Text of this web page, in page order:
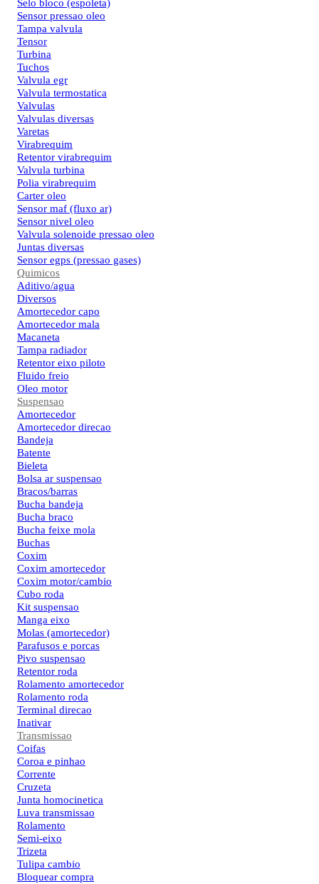
Selo bloco (espoleta)
Sensor pressao oleo
Tampa valvula
Tensor
Turbina
Tuchos
Valvula egr
Valvula termostatica
Valvulas
Valvulas diversas
Varetas
Virabrequim
Retentor virabrequim
Valvula turbina
Polia virabrequim
Carter oleo
Sensor maf (fluxo ar)
Sensor nivel oleo
Valvula solenoide pressao oleo
Juntas diversas
Sensor egps (pressao gases)
Quimicos
Aditivo/agua
Diversos
Amortecedor capo
Amortecedor mala
Macaneta
Tampa radiador
Retentor eixo piloto
Fluido freio
Oleo motor
Suspensao
Amortecedor
Amortecedor direcao
Bandeja
Batente
Bieleta
Bolsa ar suspensao
Bracos/barras
Bucha bandeja
Bucha braco
Bucha feixe mola
Buchas
Coxim
Coxim amortecedor
Coxim motor/cambio
Cubo roda
Kit suspensao
Manga eixo
Molas (amortecedor)
Parafusos e porcas
Pivo suspensao
Retentor roda
Rolamento amortecedor
Rolamento roda
Terminal direcao
Inativar
Transmissao
Coifas
Coroa e pinhao
Corrente
Cruzeta
Junta homocinetica
Luva transmissao
Rolamento
Semi-eixo
Trizeta
Tulipa cambio
Bloquear compra